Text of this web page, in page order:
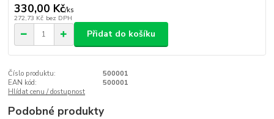
330,00 Kč/ks
272,73 Kč bez DPH
Přidat do košíku
Číslo produktu:
500001
EAN kód:
500001
Hlídat cenu / dostupnost
Podobné produkty